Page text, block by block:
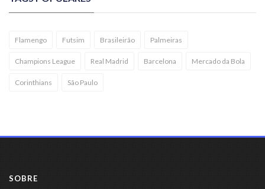
Flamengo Futsim Brasileirão Palmeiras
Champions League Real Madrid Barcelona Mercado da Bola
Corinthians São Paulo
SOBRE